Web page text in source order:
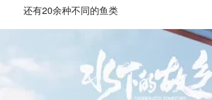
还有20余种不同的鱼类